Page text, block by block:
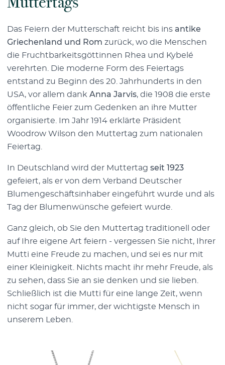
Das Feiern der Mutterschaft reicht bis ins antike
Griechenland und Rom zurück, wo die Menschen
die Fruchtbarkeitsgöttinnen Rhea und Kybelé
verehrten. Die moderne Form des Feiertags
entstand zu Beginn des 20. Jahrhunderts in den
USA, vor allem dank Anna Jarvis, die 1908 die erste
öffentliche Feier zum Gedenken an ihre Mutter
organisierte. Im Jahr 1914 erklärte Präsident
Woodrow Wilson den Muttertag zum nationalen
Feiertag.
In Deutschland wird der Muttertag seit 1923
gefeiert, als er von dem Verband Deutscher
Blumengeschäftsinhaber eingeführt wurde und als
Tag der Blumenwünsche gefeiert wurde.
Ganz gleich, ob Sie den Muttertag traditionell oder
auf Ihre eigene Art feiern - vergessen Sie nicht, Ihrer
Mutti eine Freude zu machen, und sei es nur mit
einer Kleinigkeit. Nichts macht ihr mehr Freude, als
zu sehen, dass Sie an sie denken und sie lieben.
Schließlich ist die Mutti für eine lange Zeit, wenn
nicht sogar für immer, der wichtigste Mensch in
unserem Leben.